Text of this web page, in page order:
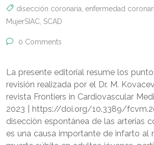
disección coronaria enfermedad
MujerSIAC SCAD
0 Comments
La presente editorial resume los
revisión realizada por el Dr. M.
revista Frontiers in Cardiovascular
2023 | https://doi.org/10.3389/
disección espontánea de las arterias
es una causa importante de infarto al